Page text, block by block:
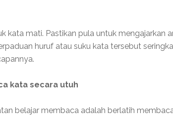
kata mati. Pastikan pula untuk mengajarkan
huruf atau suku kata tersebut
kata secara utuh
belajar membaca adalah berlatih